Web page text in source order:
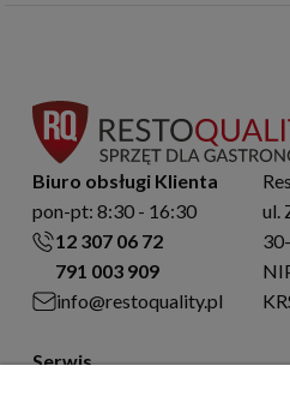
Biuro obsługi Klienta
pon-pt: 8:30 - 16:30
12 307 06 72
791 003 909
info@restoquality.pl
Serwis
ul.